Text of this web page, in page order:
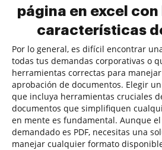
página en excel
características
Por lo general, es difícil encontrar
todas tus demandas corporativas o
herramientas correctas para
aprobación de documentos. Elegir
que incluya herramientas cruciales
documentos que simplifiquen
en mente es fundamental. Aunque
demandado es PDF, necesitas una
manejar cualquier formato